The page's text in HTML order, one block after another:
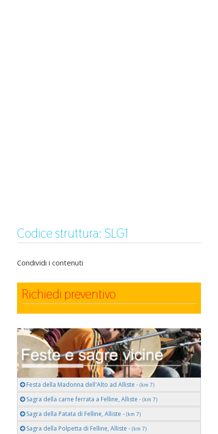
Codice struttura: SLG1
Condividi i contenuti
Richiedi preventivo
Festa della Madonna dell'Alto ad Alliste - (km 7)
Sagra della carne ferrata a Felline, Alliste - (km 7)
Sagra della Patata di Felline, Alliste - (km 7)
Sagra della Polpetta di Felline, Alliste - (km 7)